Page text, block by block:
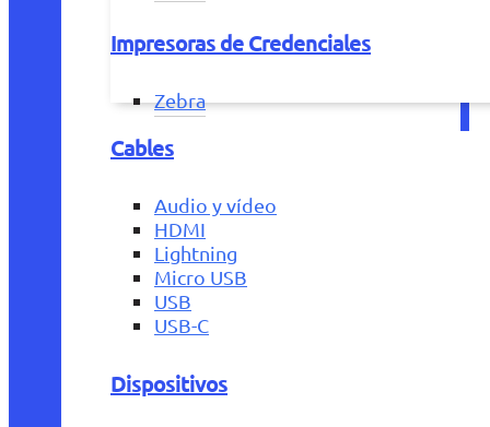
Impresoras de Credenciales
Zebra
Cables
Audio y vídeo
HDMI
Lightning
Micro USB
USB
USB-C
Dispositivos